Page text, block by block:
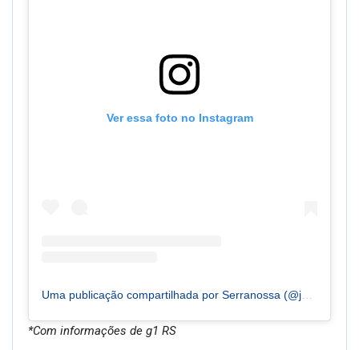
Ver essa foto no Instagram
*Com informações de g1 RS